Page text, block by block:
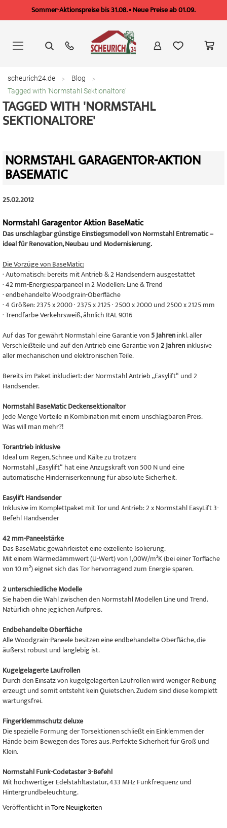
Sommer-Aktionspreise bis 31.08. • Neue Preise ab 01.09.
springen
scheurich24.de
Blog
Tagged with 'Normstahl Sektionaltore'
TAGGED WITH 'NORMSTAHL
SEKTIONALTORE'
NORMSTAHL GARAGENTOR-AKTION
BASEMATIC
25.02.2012
Normstahl Garagentor Aktion BaseMatic
Das unschlagbar günstige Einstiegsmodell von Normstahl Entrematic –
ideal für Renovation, Neubau und Modernisierung.
Die Vorzüge von BaseMatic:
· Automatisch: bereits mit Antrieb & 2 Handsendern ausgestattet
· 42 mm-Energiesparpaneel in 2 Modellen: Line & Trend
· endbehandelte Woodgrain-Oberfläche
· 4 Größen: 2375 x 2000 · 2375 x 2125 · 2500 x 2000 und 2500 x 2125 mm
· Trendfarbe Verkehrsweiß, ähnlich RAL 9016
Auf das Tor gewährt Normstahl eine Garantie von5 Jahreninkl. aller
Verschleißteile und auf den Antrieb eine Garantie von2 Jahreninklusive
aller mechanischen und elektronischen Teile.
Bereits im Paket inkludiert: der Normstahl Antrieb „Easylift“ und 2
Handsender.
Normstahl BaseMatic Deckensektionaltor
Jede Menge Vorteile in Kombination mit einem unschlagbaren Preis.
Was will man mehr?!
Torantrieb inklusive
Ideal um Regen, Schnee und Kälte zu trotzen:
Normstahl „Easylift“ hat eine Anzugskraft von 500 N und eine
automatische Hinderniserkennung für absolute Sicherheit.
Easylift Handsender
Inklusive im Komplettpaket mit Tor und Antrieb: 2 x Normstahl EasyLift 3-
Befehl Handsender
42 mm-Paneelstärke
Das BaseMatic gewährleistet eine exzellente Isolierung.
Mit einem Wärmedämmwert (U-Wert) von 1,00W/m²K (bei einer Torfläche
von 10 m²) eignet sich das Tor hervorragend zum Energie sparen.
2 unterschiedliche Modelle
Sie haben die Wahl zwischen den Normstahl Modellen Line und Trend.
Natürlich ohne jeglichen Aufpreis.
Endbehandelte Oberfläche
Alle Woodgrain-Paneele besitzen eine endbehandelte Oberfläche, die
äußerst robust und langlebig ist.
Kugelgelagerte Laufrollen
Durch den Einsatz von kugelgelagerten Laufrollen wird weniger Reibung
erzeugt und somit entsteht kein Quietschen. Zudem sind diese komplett
wartungsfrei.
Fingerklemmschutz deluxe
Die spezielle Formung der Torsektionen schließt ein Einklemmen der
Hände beim Bewegen des Tores aus. Perfekte Sicherheit für Groß und
Klein.
Normstahl Funk-Codetaster 3-Befehl
Mit hochwertiger Edelstahltastatur, 433 MHz Funkfrequenz und
Hintergrundbeleuchtung.
Veröffentlicht inTore Neuigkeiten